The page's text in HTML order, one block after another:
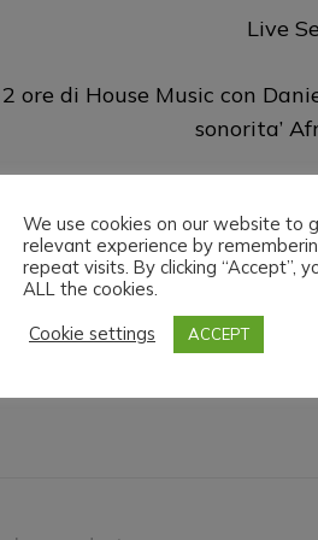
Live
2 ore di House Music con
sonorita’
the love
We use cookies on our website to
relevant experience by
repeat visits. By clicking “Accept”,
ALL the cookies.
Cookie settings
ACCEPT